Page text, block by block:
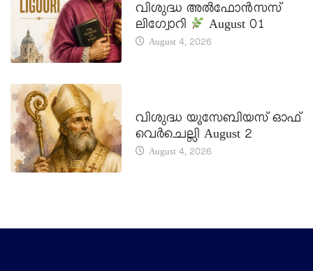
വിശുദ്ധ അൽഫോൻസസ്
ലിഗ്വോറി
August 01
August 4, 2026
വിശുദ്ധ യൂസേബിയസ് ഓഫ്
വെർചെല്ലി August 2
August 4, 2026